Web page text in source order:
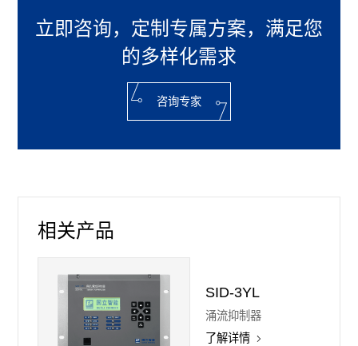
立即咨询，定制专属方案，满足您
的多样化需求
咨询专家
相关产品
SID-3YL
涌流抑制器
了解详情